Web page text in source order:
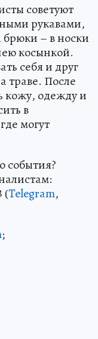
советуют
рукавами,
брюки – в носки
косынкой.
себя и друг
траве. После
кожу, одежду и
в
могут
события?
(Telegram,
;